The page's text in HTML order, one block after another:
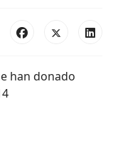
han donado